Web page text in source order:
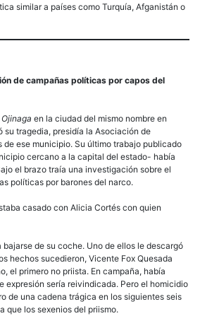
similar a países como Turquía, Afganistán o
de campañas políticas por capos del
Ojinaga en la ciudad del mismo nombre en
su tragedia, presidía la Asociación de
de ese municipio. Su último trabajo publicado
cercano a la capital del estado- había
el brazo traía una investigación sobre el
políticas por barones del narco.
casado con Alicia Cortés con quien
bajarse de su coche. Uno de ellos le descargó
hechos sucedieron, Vicente Fox Quesada
el primero no priista. En campaña, había
expresión sería reivindicada. Pero el homicidio
de una cadena trágica en los siguientes seis
que los sexenios del priismo.